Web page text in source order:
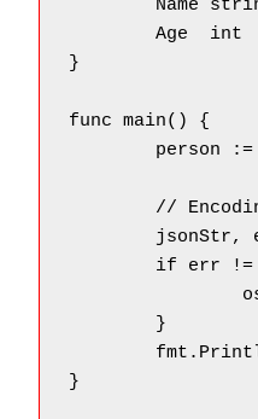
}
func main() {
}